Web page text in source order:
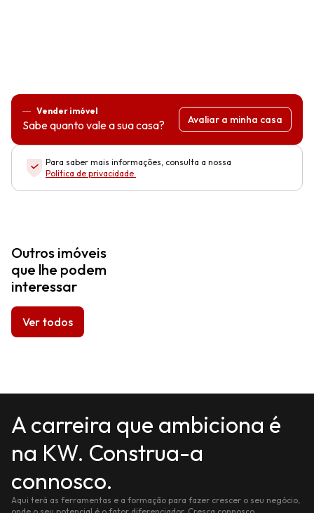
Vender imóvel
Sabe quanto vale a sua casa? Avaliar a minha casa
Para saber mais informações, consulta a nossa
Política de privacidade.
Outros imóveis
que lhe podem
interessar
Ver todos
A carreira que ambiciona é
na KW. Construa-a
connosco.
Aqui terá as ferramentas e a formação para fazer crescer o seu negócio,